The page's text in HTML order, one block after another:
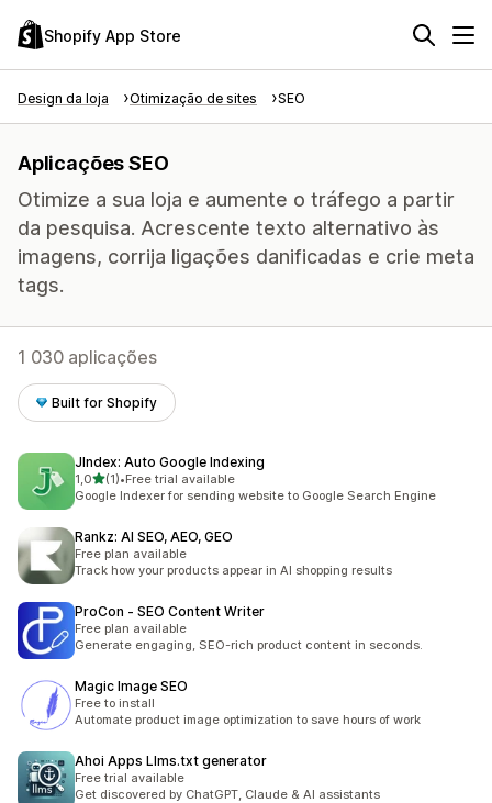
Shopify App Store
Design da loja Otimização de sites SEO
Aplicações SEO
Otimize a sua loja e aumente o tráfego a partir
da pesquisa. Acrescente texto alternativo às
imagens, corrija ligações danificadas e crie meta
tags.
1 030 aplicações
Built for Shopify
JIndex: Auto Google Indexing
1,0de 5 estrelas
(1)
1 total de avaliações
•Free trial available
Google Indexer for sending website to Google Search Engine
Rankz: AI SEO, AEO, GEO
Free plan available
Track how your products appear in AI shopping results
ProCon ‑ SEO Content Writer
Free plan available
Generate engaging, SEO-rich product content in seconds.
Magic Image SEO
Free to install
Automate product image optimization to save hours of work
Ahoi Apps Llms.txt generator
Free trial available
Get discovered by ChatGPT, Claude & AI assistants